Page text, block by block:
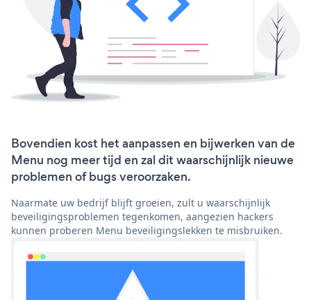
Bovendien kost het aanpassen en bijwerken van de
Menu nog meer tijd en zal dit waarschijnlijk nieuwe
problemen of bugs veroorzaken.
Naarmate uw bedrijf blijft groeien, zult u waarschijnlijk
beveiligingsproblemen tegenkomen, aangezien hackers
kunnen proberen Menu beveiligingslekken te misbruiken.